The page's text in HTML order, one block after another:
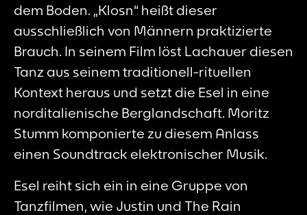
dem Boden. „Klosn“ heißt dieser
ausschließlich von Männern praktizierte
Brauch. In seinem Film löst Lachauer diesen
Tanz aus seinem traditionell-rituellen
Kontext heraus und setzt die Esel in eine
norditalienische Berglandschaft. Moritz
Stumm komponierte zu diesem Anlass
einen Soundtrack elektronischer Musik.
Esel reiht sich ein in eine Gruppe von
Tanzfilmen, wie Justin und The Rain